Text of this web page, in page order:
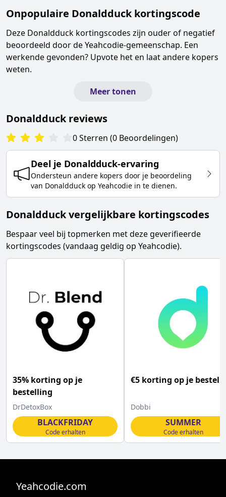
Onpopulaire Donaldduckkortingscode
Deze Donaldduck kortingscodes zijn ouder of negatief
beoordeeld door de Yeahcodie-gemeenschap. Een
werkende gevonden? Upvote het en laat andere kopers
weten.
Meer tonen
Donaldduckreviews
0Sterren (0 Beoordelingen)
Deel je Donaldduck-ervaring
Ondersteun andere kopers door je beoordeling
van Donaldduck op Yeahcodie in te dienen.
Donaldduck vergelijkbare kortingscodes
Bespaar veel bij topmerken met deze geverifieerde
kortingscodes (vandaag geldig op Yeahcodie).
35% korting op je
bestelling
DrDetoxBox
BLACKFRIDAY
Code erhalten
€5 korting op je
Dobbi
SUMMER
Code erhalten
Yeahcodie.com